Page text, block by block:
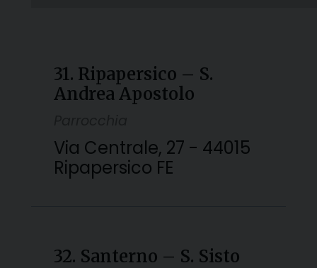
31. Ripapersico – S.
Andrea Apostolo
Via Centrale, 27 - 44015
Ripapersico FE
32. Santerno – S. Sisto